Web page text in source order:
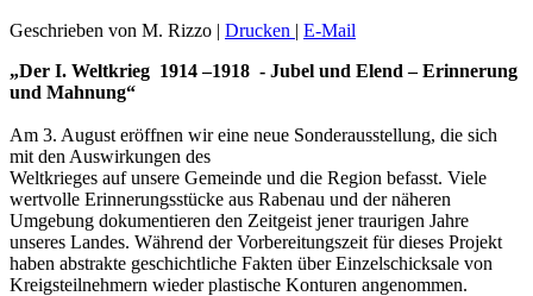
Geschrieben von M. Rizzo | Drucken | E-Mail
„Der I. Weltkrieg 1914 –1918 - Jubel und Elend – Erinnerung
und Mahnung“
Am 3. August eröffnen wir eine neue Sonderausstellung, die sich
mit den Auswirkungen des
Weltkrieges auf unsere Gemeinde und die Region befasst. Viele
wertvolle Erinnerungsstücke aus Rabenau und der näheren
Umgebung dokumentieren den Zeitgeist jener traurigen Jahre
unseres Landes. Während der Vorbereitungszeit für dieses Projekt
haben abstrakte geschichtliche Fakten über Einzelschicksale von
Kreigsteilnehmern wieder plastische Konturen angenommen.